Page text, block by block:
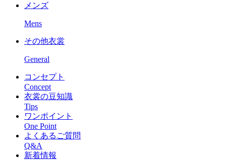
メンズ
Mens
その他衣裳
General
コンセプト
Concept
衣裳の豆知識
Tips
ワンポイント
One Point
よくあるご質問
Q&A
新着情報